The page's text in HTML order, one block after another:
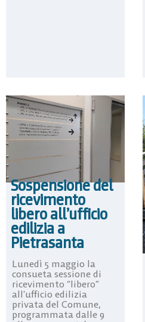
Sospensione del
ricevimento
libero all’ufficio
edilizia a
Pietrasanta
Lunedì 5 maggio la
consueta sessione di
ricevimento “libero”
all’ufficio edilizia
privata del Comune,
programmata dalle 9